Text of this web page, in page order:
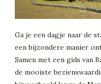
Ga je een dagje naar de
een bijzondere manier
Samen met een gids van
de mooiste